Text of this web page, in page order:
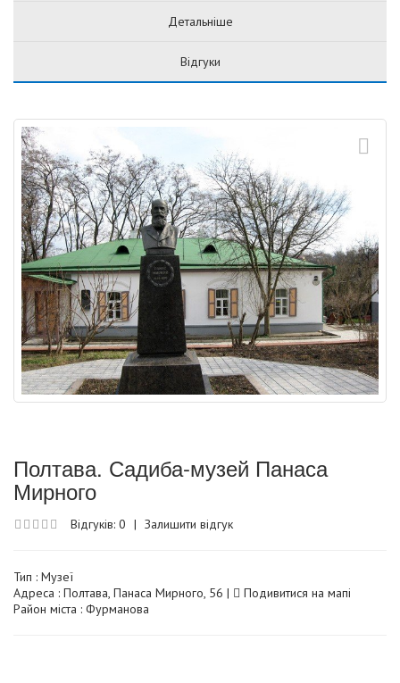
Детальніше
Відгуки
Полтава. Садиба-музей Панаса
Мирного
Відгуків: 0 | Залишити відгук
Тип : Музеї
Адреса : Полтава, Панаса Мирного, 56 |
Подивитися на мапі
Район міста : Фурманова